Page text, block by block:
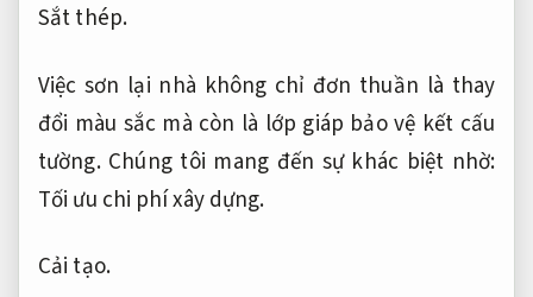
Sắt thép.
Việc sơn lại nhà không chỉ đơn thuần là thay
đổi màu sắc mà còn là lớp giáp bảo vệ kết cấu
tường. Chúng tôi mang đến sự khác biệt nhờ:
Tối ưu chi phí xây dựng.
Cải tạo.